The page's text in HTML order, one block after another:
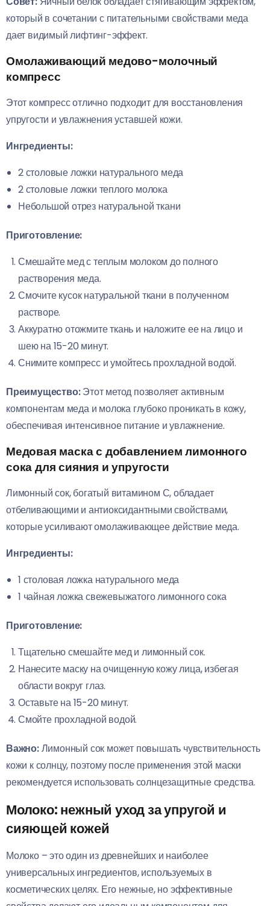
который в сочетании с питательными свойствами меда
дает видимый лифтинг-эффект.
Омолаживающий медово-молочный
компресс
Этот компресс отлично подходит для восстановления
упругости и увлажнения уставшей кожи.
Ингредиенты:
2 столовые ложки натурального меда
2 столовые ложки теплого молока
Небольшой отрез натуральной ткани
Приготовление:
Смешайте мед с теплым молоком до полного
растворения меда.
Смочите кусок натуральной ткани в полученном
растворе.
Аккуратно отожмите ткань и наложите ее на лицо и
шею на 15-20 минут.
Снимите компресс и умойтесь прохладной водой.
Преимущество:Этот метод позволяет активным
компонентам меда и молока глубоко проникать в кожу,
обеспечивая интенсивное питание и увлажнение.
Медовая маска с добавлением лимонного
сока для сияния и упругости
Лимонный сок, богатый витамином С, обладает
отбеливающими и антиоксидантными свойствами,
которые усиливают омолаживающее действие меда.
Ингредиенты:
1 столовая ложка натурального меда
1 чайная ложка свежевыжатого лимонного сока
Приготовление:
Тщательно смешайте мед и лимонный сок.
Нанесите маску на очищенную кожу лица, избегая
области вокруг глаз.
Оставьте на 15-20 минут.
Смойте прохладной водой.
Важно:Лимонный сок может повышать чувствительность
кожи к солнцу, поэтому после применения этой маски
рекомендуется использовать солнцезащитные средства.
Молоко: нежный уход за упругой и
сияющей кожей
Молоко – это один из древнейших и наиболее
универсальных ингредиентов, используемых в
косметических целях. Его нежные, но эффективные